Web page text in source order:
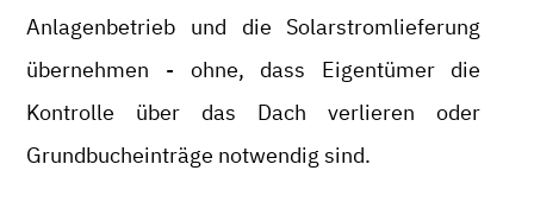
Anlagenbetrieb und die Solarstromlieferung
übernehmen - ohne, dass Eigentümer die
Kontrolle über das Dach verlieren oder
Grundbucheinträge notwendig sind.